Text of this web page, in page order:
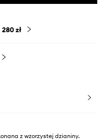
280 zł
z wzorzystej dzianiny.